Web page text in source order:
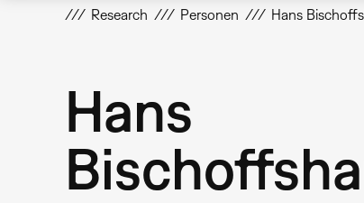
Research Personen Hans
Hans